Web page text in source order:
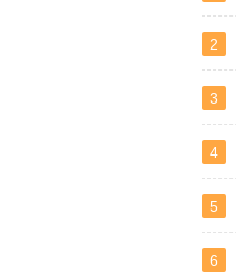
2
3
4
5
6